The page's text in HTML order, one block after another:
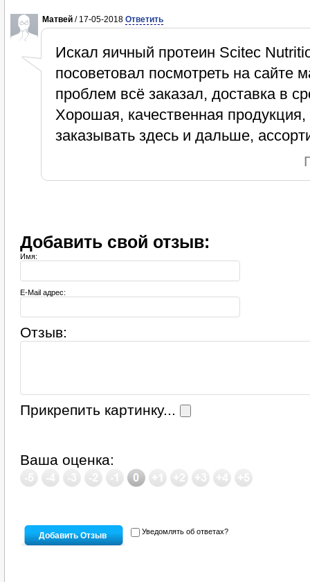
Матвей / 17-05-2018 Ответить
Искал яичный протеин Scitec
посоветовал посмотреть на сайте
проблем всё заказал, доставка в
Хорошая, качественная
заказывать здесь и дальше,
Добавить свой отзыв:
Имя:
E-Mail адрес:
Отзыв:
Прикрепить картинку...
Ваша оценка:
Уведомлять об ответах?